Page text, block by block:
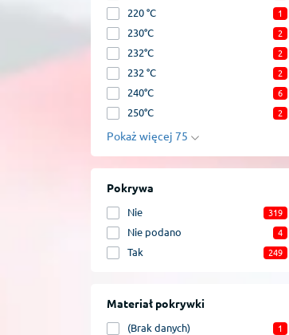
220 °C 1
230°C 2
232°C 2
232 °C 2
240°C 6
250°C 2
Pokaż więcej 75
Pokrywa
Nie 319
Nie podano 4
Tak 249
Materiał pokrywki
(Brak danych) 1